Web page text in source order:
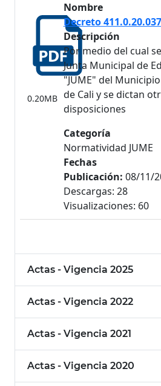
0.20MB
Nombre
Decreto
Descripción
Por medio del cual
Junta Municipal de
"JUME" del
de Cali y se dictan
disposiciones
Categoría
Normatividad JUME
Fechas
Publicación: 08/11/
Descargas: 28
Visualizaciones: 60
Actas - Vigencia 2025
Actas - Vigencia 2022
Actas - Vigencia 2021
Actas - Vigencia 2020